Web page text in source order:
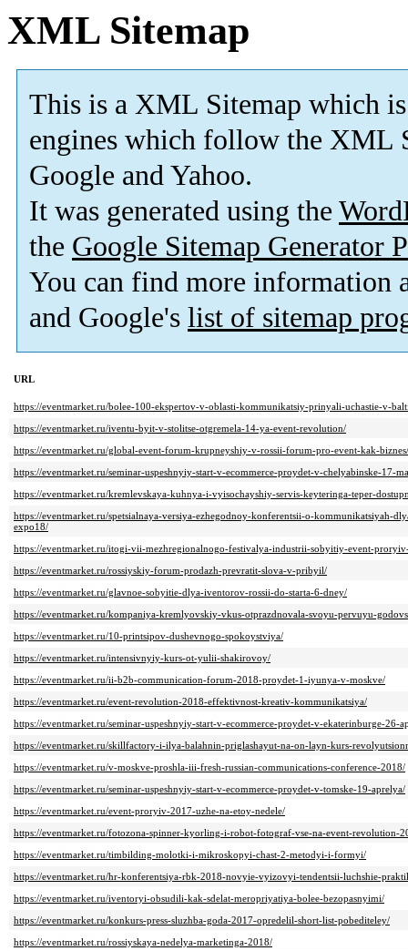
XML Sitemap
This is a XML Sitemap which is
engines which follow the XML
Google and Yahoo.
It was generated using the
the Google Sitemap Generator
You can find more information
and Google's list of sitemap
URL
https://eventmarket.ru/bolee-100-ekspertov-v-oblasti-kommunikatsiy-prinyali-uchastie-v-
https://eventmarket.ru/iventu-byit-v-stolitse-otgremela-14-ya-event-revolution/
https://eventmarket.ru/global-event-forum-krupneyshiy-v-rossii-forum-pro-event-kak-biznes/
https://eventmarket.ru/seminar-uspeshnyiy-start-v-ecommerce-proydet-v-chelyabinske-17-
https://eventmarket.ru/kremlevskaya-kuhnya-i-vyisochayshiy-servis-keyteringa-teper-
https://eventmarket.ru/spetsialnaya-versiya-ezhegodnoy-konferentsii-o-kommunikatsiyah-
expo18/
https://eventmarket.ru/itogi-vii-mezhregionalnogo-festivalya-industrii-sobyitiy-event-
https://eventmarket.ru/rossiyskiy-forum-prodazh-prevratit-slova-v-pribyil/
https://eventmarket.ru/glavnoe-sobyitie-dlya-iventorov-rossii-do-starta-6-dney/
https://eventmarket.ru/kompaniya-kremlyovskiy-vkus-otprazdnovala-svoyu-pervuyu-
https://eventmarket.ru/10-printsipov-dushevnogo-spokoystviya/
https://eventmarket.ru/intensivnyiy-kurs-ot-yulii-shakirovoy/
https://eventmarket.ru/ii-b2b-communication-forum-2018-proydet-1-iyunya-v-moskve/
https://eventmarket.ru/event-revolution-2018-effektivnost-kreativ-kommunikatsiya/
https://eventmarket.ru/seminar-uspeshnyiy-start-v-ecommerce-proydet-v-ekaterinburge-26-
https://eventmarket.ru/skillfactory-i-ilya-balahnin-priglashayut-na-on-layn-kurs-
https://eventmarket.ru/v-moskve-proshla-iii-fresh-russian-communications-conference-2018/
https://eventmarket.ru/seminar-uspeshnyiy-start-v-ecommerce-proydet-v-tomske-19-aprelya/
https://eventmarket.ru/event-proryiv-2017-uzhe-na-etoy-nedele/
https://eventmarket.ru/fotozona-spinner-kyorling-i-robot-fotograf-vse-na-event-revolution-
https://eventmarket.ru/timbilding-molotki-i-mikroskopyi-chast-2-metodyi-i-formyi/
https://eventmarket.ru/hr-konferentsiya-rbk-2018-novyie-vyizovyi-tendentsii-luchshie-
https://eventmarket.ru/iventoryi-obsudili-kak-sdelat-meropriyatiya-bolee-bezopasnyimi/
https://eventmarket.ru/konkurs-press-sluzhba-goda-2017-opredelil-short-list-pobediteley/
https://eventmarket.ru/rossiyskaya-nedelya-marketinga-2018/